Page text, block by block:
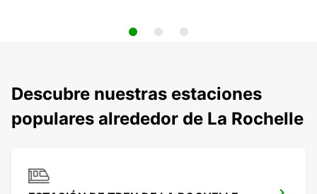
Descubre nuestras estaciones
populares alrededor de La Rochelle